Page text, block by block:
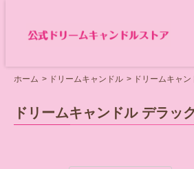
ホーム ドリームキャンドル ドリームキャ
ドリームキャンドル デラッ